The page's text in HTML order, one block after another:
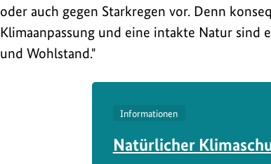
oder auch gegen Starkregen vor. Denn
Klimaanpassung und eine intakte Natur sind
und Wohlstand."
Informationen
Natürlicher